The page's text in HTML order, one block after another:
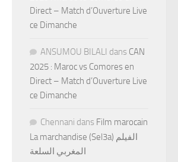
Direct – Match d’Ouverture Live
ce Dimanche
ANSUMOU BILALI dans CAN
2025 : Maroc vs Comores en
Direct – Match d’Ouverture Live
ce Dimanche
Chennani dans Film marocain
La marchandise (Sel3a) الفيلم
المغربي السلعة